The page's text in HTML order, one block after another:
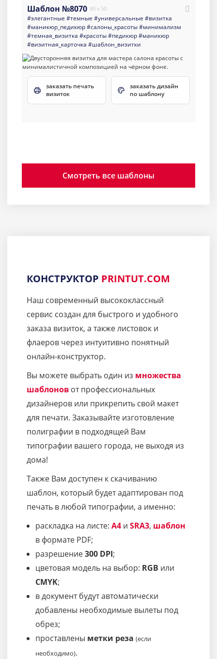
Шаблон №8070 90 x 50
#элегантные #темные #универсальные #визитка
#маникюр_педикюр#салоны_красоты#минимализм
#темная_визитка #красоты#педикюр#маникюр
#визитная_карточка #шаблон_визитки
заказать печать
визиток
заказать дизайн
по шаблону
Смотреть все шаблоны
КОНСТРУКТОР PRINTUT.COM
Наш современный высококлассный
сервис создан для быстрого и удобного
заказа визиток, а также листовок и
флаеров через интуитивно понятный
онлайн-конструктор.
Вы можете выбрать один из множества
шаблонов от профессиональных
дизайнеров или прикрепить свой макет
для печати. Заказывайте изготовление
полиграфии в подходящей Вам
типографии вашего города, не выходя из
дома!
Также Вам доступен к скачиванию
шаблон, который будет адаптирован под
печать в любой типографии, а именно:
раскладка на листе: A4 и SRA3, шаблон
в формате PDF;
разрешение300 DPI;
цветовая модель на выбор: RGB или
CMYK;
в документ будут автоматически
добавлены необходимые вылеты под
обрез;
проставлены метки реза (если
необходимо).